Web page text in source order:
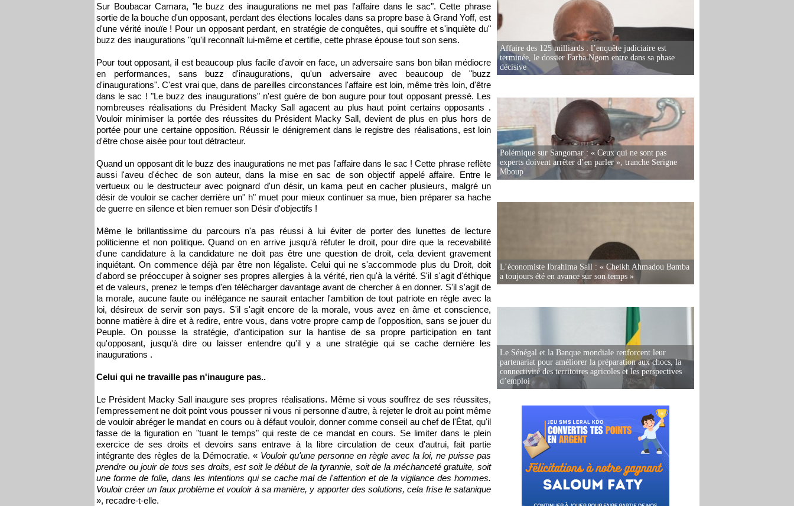
Sur Boubacar Camara, "le buzz des inaugurations ne met pas l'affaire dans le sac". Cette phrase
sortie de la bouche d'un opposant, perdant des élections locales dans sa propre base à Grand Yoff, est
d'une vérité inouïe ! Pour un opposant perdant, en stratégie de conquêtes, qui souffre et s'inquiète du"
buzz des inaugurations "qu'il reconnaît lui-même et certifie, cette phrase épouse tout son sens.
Pour tout opposant, il est beaucoup plus facile d'avoir en face, un adversaire sans bon bilan médiocre
en performances, sans buzz d'inaugurations, qu'un adversaire avec beaucoup de "buzz
d'inaugurations". C'est vrai que, dans de pareilles circonstances l'affaire est loin, même très loin, d'être
dans le sac ! "Le buzz des inaugurations" n'est guère de bon augure pour tout opposant pressé. Les
nombreuses réalisations du Président Macky Sall agacent au plus haut point certains opposants .
Vouloir minimiser la portée des réussites du Président Macky Sall, devient de plus en plus hors de
portée pour une certaine opposition. Réussir le dénigrement dans le registre des réalisations, est loin
d'être chose aisée pour tout détracteur.
Quand un opposant dit le buzz des inaugurations ne met pas l'affaire dans le sac ! Cette phrase reflète
aussi l'aveu d'échec de son auteur, dans la mise en sac de son objectif appelé affaire. Entre le
vertueux ou le destructeur avec poignard d'un désir, un kama peut en cacher plusieurs, malgré un
désir de vouloir se cacher derrière un" h" muet pour mieux continuer sa mue, bien préparer sa hache
de guerre en silence et bien remuer son Désir d'objectifs !
Même le brillantissime du parcours n'a pas réussi à lui éviter de porter des lunettes de lecture
politicienne et non politique. Quand on en arrive jusqu'à réfuter le droit, pour dire que la recevabilité
d'une candidature à la candidature ne doit pas être une question de droit, cela devient gravement
inquiétant. On commence déjà par être non légaliste. Celui qui ne s'accommode plus du Droit, doit
d'abord se préoccuper à soigner ses propres allergies à la vérité, rien qu'à la vérité. S'il s'agit d'éthique
et de valeurs, prenez le temps d'en télécharger davantage avant de chercher à en donner. S'il s'agit de
la morale, aucune faute ou inélégance ne saurait entacher l'ambition de tout patriote en règle avec la
loi, désireux de servir son pays. S'il s'agit encore de la morale, vous avez en âme et conscience,
bonne matière à dire et à redire, entre vous, dans votre propre camp de l'opposition, sans se jouer du
Peuple. On pousse la stratégie, d'anticipation sur la hantise de sa propre participation en tant
qu'opposant, jusqu'à dire ou laisser entendre qu'il y a une stratégie qui se cache dernière les
inaugurations .
Celui qui ne travaille pas n'inaugure pas..
Le Président Macky Sall inaugure ses propres réalisations. Même si vous souffrez de ses réussites,
l'empressement ne doit point vous pousser ni vous ni personne d'autre, à rejeter le droit au point même
de vouloir abréger le mandat en cours ou à défaut vouloir, donner comme conseil au chef de l'État, qu'il
fasse de la figuration en "tuant le temps" qui reste de ce mandat en cours. Se limiter dans le plein
exercice de ses droits et devoirs sans entrave à la libre circulation de ceux d'autrui, fait partie
intégrante des règles de la Démocratie. « Vouloir qu'une personne en règle avec la loi, ne puisse pas
prendre ou jouir de tous ses droits, est soit le début de la tyrannie, soit de la méchanceté gratuite, soit
une forme de folie, dans les intentions qui se cache mal de l'attention et de la vigilance des hommes.
Vouloir créer un faux problème et vouloir à sa manière, y apporter des solutions, cela frise le satanique
», recadre-t-elle.
Affaire des 125 milliards : l’enquête judiciaire est
terminée, le dossier Farba Ngom entre dans sa phase
décisive
Polémique sur Sangomar : « Ceux qui ne sont pas
experts doivent arrêter d’en parler », tranche Serigne
Mboup
L’économiste Ibrahima Sall : « Cheikh Ahmadou Bamba
a toujours été en avance sur son temps »
Le Sénégal et la Banque mondiale renforcent leur
partenariat pour améliorer la préparation aux chocs, la
connectivité des territoires agricoles et les perspectives
d’emploi